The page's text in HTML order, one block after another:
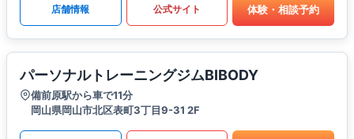
店舗情報 公式サイト 体験・相談予約
パーソナルトレーニングジムBIBODY
備前原駅から車で11分
岡山県岡山市北区表町3丁目9-31 2F